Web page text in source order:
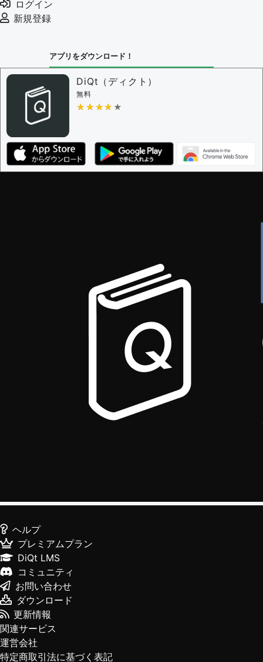
ログイン
新規登録
アプリをダウンロード！
DiQt（ディクト）
無料
★★★★★
★★★★★
ヘルプ
プレミアムプラン
DiQt LMS
コミュニティ
お問い合わせ
ダウンロード
更新情報
関連サービス
運営会社
特定商取引法に基づく表記